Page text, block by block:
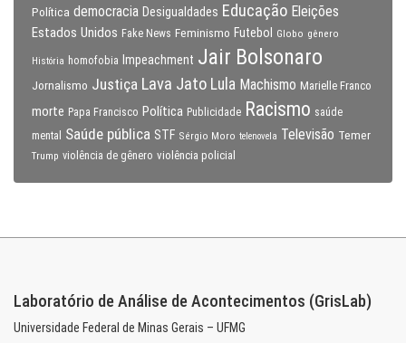
Política democracia Desigualdades Educação Eleições
Estados Unidos Fake News Feminismo Futebol Globo gênero
História homofobia Impeachment Jair Bolsonaro
Jornalismo Justiça Lava Jato Lula Machismo Marielle Franco
morte Papa Francisco Política Publicidade Racismo saúde
mental
Saúde pública STF Sérgio Moro telenovela Televisão Temer
Trump violência de gênero violência policial
Laboratório de Análise de Acontecimentos (GrisLab)
Universidade Federal de Minas Gerais – UFMG